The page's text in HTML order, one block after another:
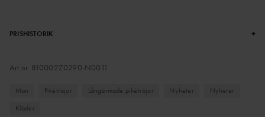
PRISHISTORIK +
Art.nr. 810002Z0290-N0011
Man Pikétröjor Långärmade pikétröjor Nyheter
Nyheter
Kläder